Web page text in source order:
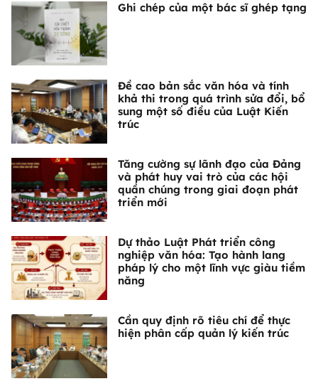
Ghi chép của một bác sĩ ghép tạng
Đề cao bản sắc văn hóa và tính
khả thi trong quá trình sửa đổi, bổ
sung một số điều của Luật Kiến
trúc
Tăng cường sự lãnh đạo của Đảng
và phát huy vai trò của các hội
quần chúng trong giai đoạn phát
triển mới
Dự thảo Luật Phát triển công
nghiệp văn hóa: Tạo hành lang
pháp lý cho một lĩnh vực giàu tiềm
năng
Cần quy định rõ tiêu chí để thực
hiện phân cấp quản lý kiến trúc